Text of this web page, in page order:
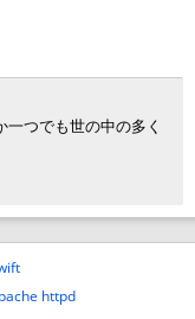
一つでも世の中の多く
httpd